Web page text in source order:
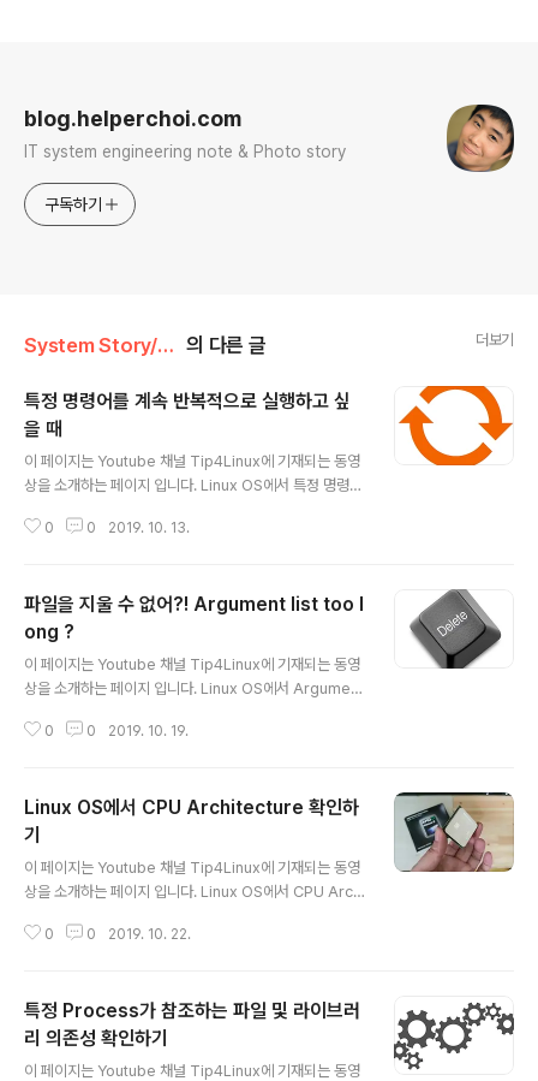
blog.helperchoi.com
IT system engineering note & Photo story
구독하기
System Story/Youtube - Tip4Linux 의 다른 글 더보기
특정 명령어를 계속 반복적으로 실행하고 싶
을 때
이 페이지는 Youtube 채널 Tip4Linux에 기재되는 동영
상을 소개하는 페이지 입니다. Linux OS에서 특정 명령어
을때 for문, while문, watch 명령등을 활용하여 손쉽게
080 해상도 및 60 Frame 환경으로 제작되었습니다. 이
상입니다. 감사합니다~
0 0 2019. 10. 13.
파일을 지울 수 없어?! Argument list too l
ong ?
이 페이지는 Youtube 채널 Tip4Linux에 기재되는 동영
상을 소개하는 페이지 입니다. Linux OS에서 Argument
는 명령을 처리할 수 없을 때 xargs 명령을 활용하여 처리
0 해상도 및 60 Frame 환경으로 제작되었습니다. 이상입
니다. 감사합니다~ [불량펭귄] Argument list too long
?? xargs 명령어로 해결해보자. 사용자가 넘겨주는 인수
값을 제2의 명령어와 혼용하여 활용 할 수 있는 xargs 명
m
0 0 2019. 10. 19.
Linux OS에서 CPU Architecture 확인하
기
이 페이지는 Youtube 채널 Tip4Linux에 기재되는 동영
상을 소개하는 페이지 입니다. Linux OS에서 CPU Archi
다. 여러분의 구독과 좋아요는 불량펭귄에게 큰 힘이 됩니
귄] Linux OS CPU Architecture 확인하기 Linux OS
에서 CPU Architecture를 확인하는 과정을 알아봅니다.
www.youtube.com
0 0 2019. 10. 22.
특정 Process가 참조하는 파일 및 라이브러
리 의존성 확인하기
이 페이지는 Youtube 채널 Tip4Linux에 기재되는 동영